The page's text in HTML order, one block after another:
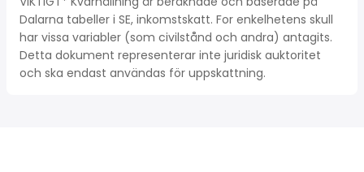
Dalarna tabeller i SE, inkomstskatt. For enkelhetens skull
har vissa variabler (som civilstånd och andra) antagits.
Detta dokument representerar inte juridisk auktoritet
och ska endast användas för uppskattning.